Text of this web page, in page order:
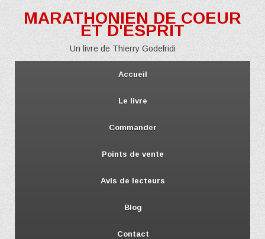
MARATHONIEN DE COEUR
ET D'ESPRIT
Un livre de Thierry Godefridi
Accueil
Le livre
Commander
Points de vente
Avis de lecteurs
Blog
Contact